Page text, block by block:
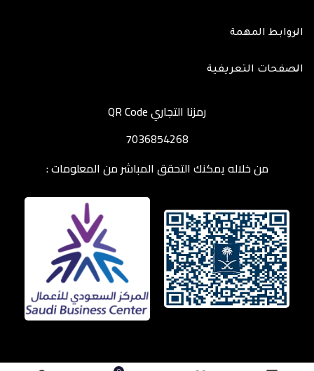
الروابط المهمة
الصفحات التعريفية
رمزنا التجاري QR Code
7036854268
من خلاله يمكنك التحقق المباشر من المعلومات :